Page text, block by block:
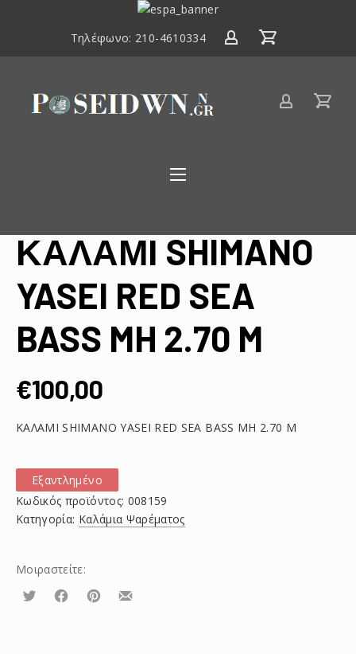
ΕΣΠΑ
2020
Τηλέφωνο: 210-4610334
Είδη
ΚΑΛΑΜΙ SHIMANO
YASEI RED SEA
BASS MH 2.70 M
€100,00
ΚΑΛΑΜΙ SHIMANO YASEI RED SEA BASS MH 2.70 M
Εξαντλημένο
Κωδικός προϊόντος: 008159
Κατηγορία: Καλάμια Ψαρέματος
Μοιραστείτε:
Τουίτα ΜοιραστείτεΜοιραστείτεΜοιραστείτε